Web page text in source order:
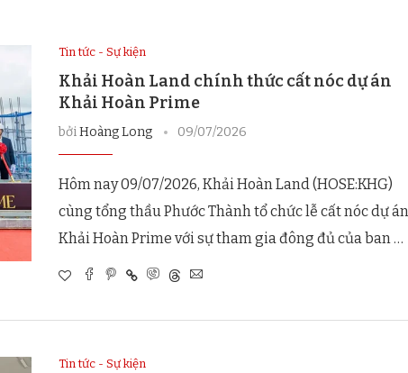
Tin tức - Sự kiện
Khải Hoàn Land chính thức cất nóc dự án
Khải Hoàn Prime
bởiHoàng Long 09/07/2026
Hôm nay 09/07/2026, Khải Hoàn Land (HOSE:KHG)
cùng tổng thầu Phước Thành tổ chức lễ cất nóc dự án
Khải Hoàn Prime với sự tham gia đông đủ của ban …
Tin tức - Sự kiện